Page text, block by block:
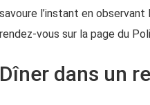
savoure l’instant en
rendez-vous sur la page du
Dîner dans un